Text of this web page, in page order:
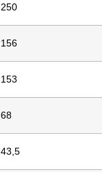
250
156
153
68
43,5